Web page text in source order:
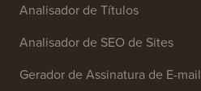
Analisador de Títulos
Analisador de SEO de Sites
Gerador de Assinatura de E-mail